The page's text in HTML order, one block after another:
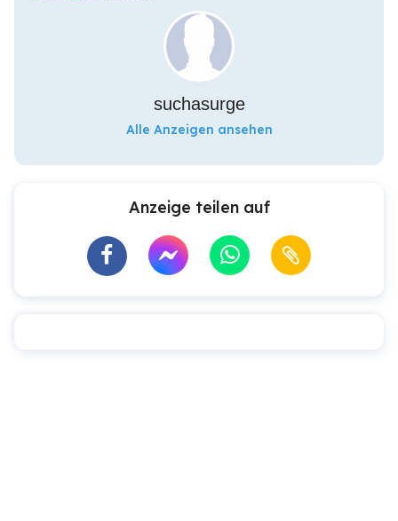
suchasurge
Alle Anzeigen ansehen
Anzeige teilen auf